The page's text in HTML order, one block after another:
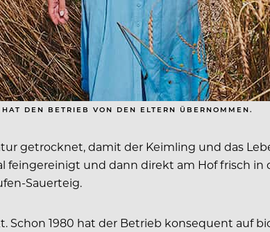
DEN BETRIEB VON DEN ELTERN ÜBERNOMMEN.
getrocknet, damit der Keimling und das
feingereinigt und dann direkt am Hof frisch
Sauerteig.
Schon 1980 hat der Betrieb konsequent auf